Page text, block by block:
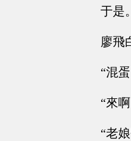
于是
廖飛
“混
“來
“老